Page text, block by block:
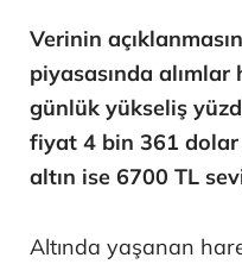
Verinin
piyasasında alımlar
günlük yükseliş
fiyat 4 bin 361 dolar
altın ise 6700 TL
Altında yaşanan